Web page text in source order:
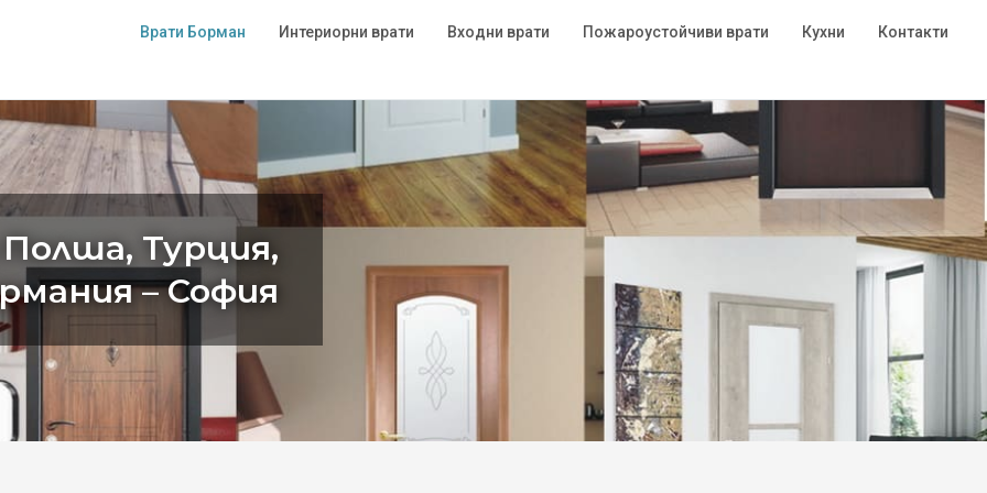
Врати Борман Интериорни врати Входни врати Пожароустойчиви врати Кухни Контакти
Турция,
– София